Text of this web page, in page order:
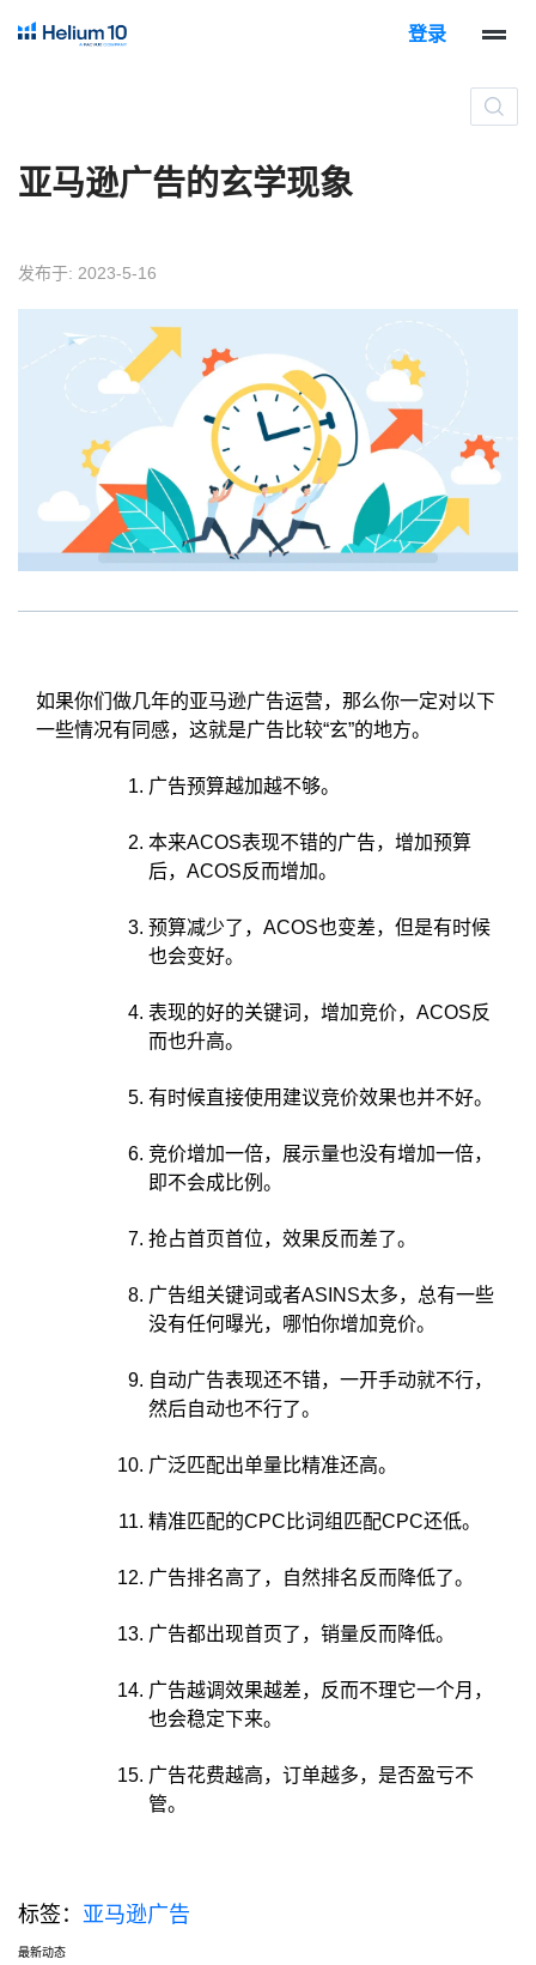
登录
亚马逊广告的玄学现象
发布于: 2023-5-16
如果你们做几年的亚马逊广告运营，那么你一定对以下
一些情况有同感，这就是广告比较“玄”的地方。
广告预算越加越不够。
本来ACOS表现不错的广告，增加预算
后，ACOS反而增加。
预算减少了，ACOS也变差，但是有时候
也会变好。
表现的好的关键词，增加竞价，ACOS反
而也升高。
有时候直接使用建议竞价效果也并不好。
竞价增加一倍，展示量也没有增加一倍，
即不会成比例。
抢占首页首位，效果反而差了。
广告组关键词或者ASINS太多，总有一些
没有任何曝光，哪怕你增加竞价。
自动广告表现还不错，一开手动就不行，
然后自动也不行了。
广泛匹配出单量比精准还高。
精准匹配的CPC比词组匹配CPC还低。
广告排名高了，自然排名反而降低了。
广告都出现首页了，销量反而降低。
广告越调效果越差，反而不理它一个月，
也会稳定下来。
广告花费越高，订单越多，是否盈亏不
管。
标签： 亚马逊广告
最新动态